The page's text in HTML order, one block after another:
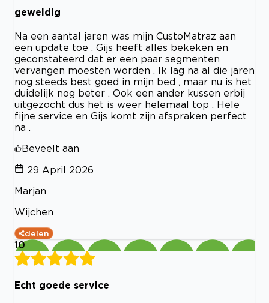
geweldig
Na een aantal jaren was mijn CustoMatraz aan
een update toe . Gijs heeft alles bekeken en
geconstateerd dat er een paar segmenten
vervangen moesten worden . Ik lag na al die jaren
nog steeds best goed in mijn bed , maar nu is het
duidelijk nog beter . Ook een ander kussen erbij
uitgezocht dus het is weer helemaal top . Hele
fijne service en Gijs komt zijn afspraken perfect
na .
Beveelt aan
29 April 2026
Marjan
Wijchen
delen
10
Echt goede service